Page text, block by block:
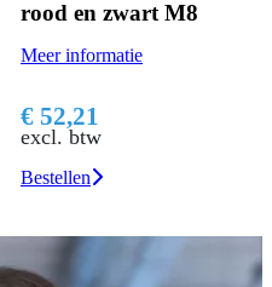
rood en zwart M8
Meer informatie
€ 52,21
excl. btw
Bestellen